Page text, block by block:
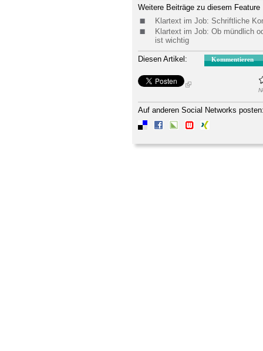
Weitere Beiträge zu diesem Feature
Klartext im Job: Schriftliche
Klartext im Job: Ob mündlich
ist wichtig
Diesen Artikel: Kommentieren
Auf anderen Social Networks